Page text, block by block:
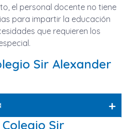
el personal docente no tiene
para impartir la educación
que requieren los
Sir Alexander
+
Sir